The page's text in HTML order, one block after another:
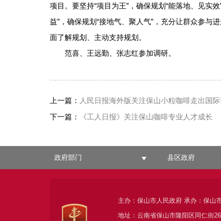
项目。要坚持“项目为王”，确保规划“能落地、见实
益”，确保规划“接地气、聚人气”，充分让群众参与
面了解规划、主动支持规划。
范喜、王远勤、张志红参加调研。
上一篇： 人民日报海外版关注保山小粒咖啡走出国
下一篇：
《工人日报》关注保山咖啡专业人才成长
政府部门 县区政府
主办：保山市人民政府 承办：保山
地址：云南省保山市隆阳区同仁街